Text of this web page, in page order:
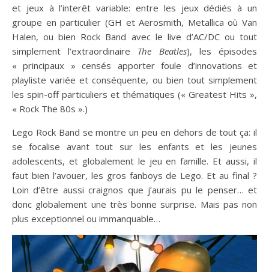
et jeux à l’interêt variable: entre les jeux dédiés à un
groupe en particulier (GH et Aerosmith, Metallica où Van
Halen, ou bien Rock Band avec le live d’AC/DC ou tout
simplement l’extraordinaire The Beatles), les épisodes
« principaux » censés apporter foule d’innovations et
playliste variée et conséquente, ou bien tout simplement
les spin-off particuliers et thématiques (« Greatest Hits »,
« Rock The 80s ».)
Lego Rock Band se montre un peu en dehors de tout ça: il
se focalise avant tout sur les enfants et les jeunes
adolescents, et globalement le jeu en famille. Et aussi, il
faut bien l’avouer, les gros fanboys de Lego. Et au final ?
Loin d’être aussi craignos que j’aurais pu le penser… et
donc globalement une très bonne surprise. Mais pas non
plus exceptionnel ou immanquable…